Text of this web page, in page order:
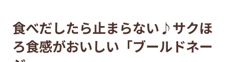
食べだしたら止まらない♪サクほ
ろ食感がおいしい「ブールドネー